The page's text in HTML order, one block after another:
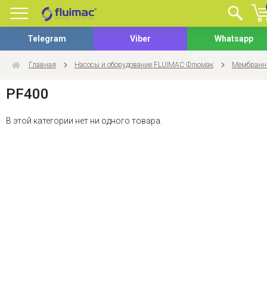
Telegram Viber Whatsapp
Главная Насосы и оборудование FLUIMAC Флюмак
PF400
В этой категории нет ни одного товара.